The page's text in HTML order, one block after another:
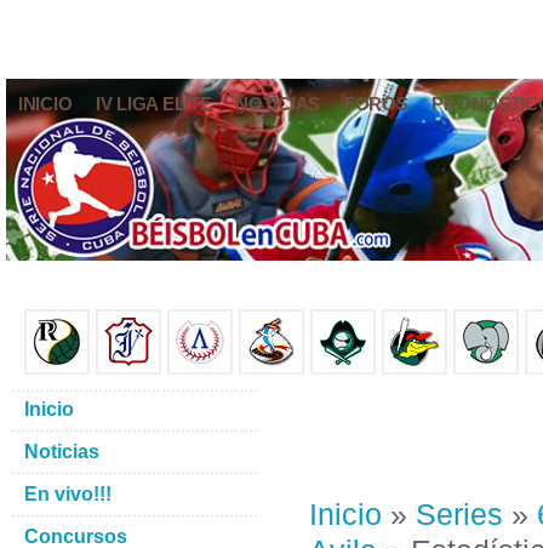
INICIO IV LIGA ELITE NOTICIAS FOROS
Inicio » Series »
Inicio
Noticias
En vivo!!!
Concursos